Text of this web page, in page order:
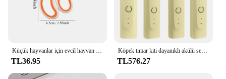
TL36.95
Köpek tımar kiti dayanıklı akülü sessiz köpek saç kesme makinası giyotin tıraş seti köpekler kediler evcil için sağlam Pet Clippers tımar kiti
TL576.27